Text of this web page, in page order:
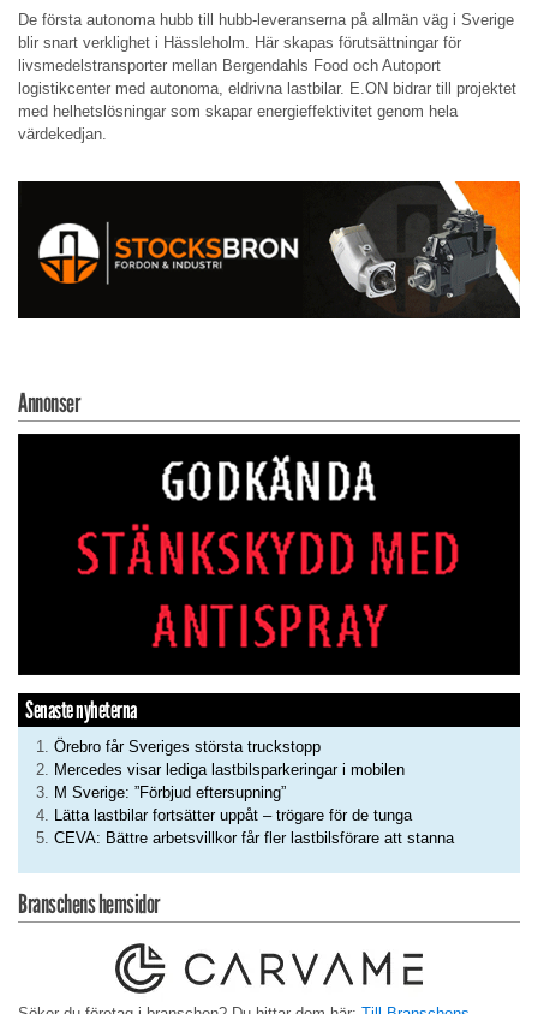
De första autonoma hubb till hubb-leveranserna på allmän väg i Sverige
blir snart verklighet i Hässleholm. Här skapas förutsättningar för
livsmedelstransporter mellan Bergendahls Food och Autoport
logistikcenter med autonoma, eldrivna lastbilar. E.ON bidrar till projektet
med helhetslösningar som skapar energieffektivitet genom hela
värdekedjan.
Annonser
Senaste nyheterna
Örebro får Sveriges största truckstopp
Mercedes visar lediga lastbilsparkeringar i mobilen
M Sverige: ”Förbjud eftersupning”
Lätta lastbilar fortsätter uppåt – trögare för de tunga
CEVA: Bättre arbetsvillkor får fler lastbilsförare att stanna
Branschens hemsidor